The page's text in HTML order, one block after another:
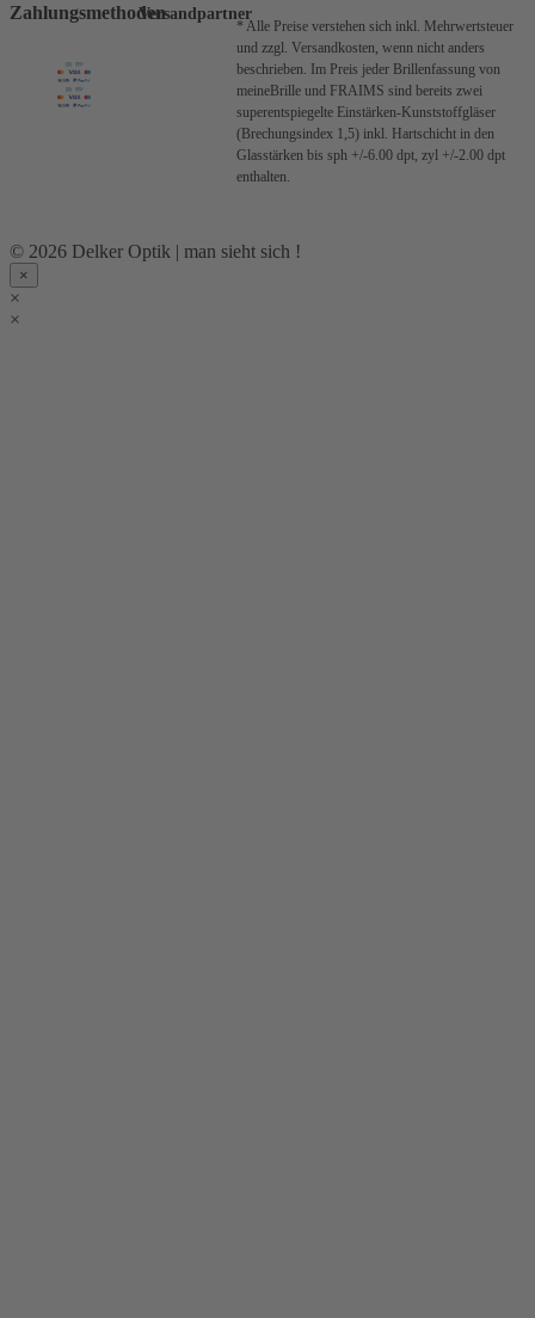
ZahlungsmethodenVersandpartner
* Alle Preise verstehen sich inkl. Mehrwertsteuer
und zzgl. Versandkosten, wenn nicht anders
beschrieben. Im Preis jeder Brillenfassung von
meineBrille und FRAIMS sind bereits zwei
superentspiegelte Einstärken-Kunststoffgläser
(Brechungsindex 1,5) inkl. Hartschicht in den
Glasstärken bis sph +/-6.00 dpt, zyl +/-2.00 dpt
enthalten.
© 2026 Delker Optik | man sieht sich !
×
×
×